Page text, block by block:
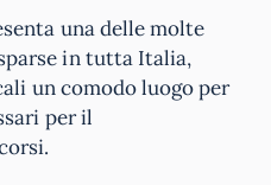
una delle molte
in tutta Italia,
un comodo luogo per
per il